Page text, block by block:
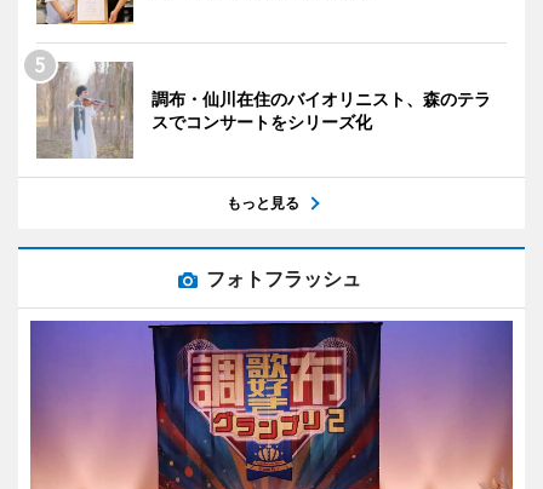
調布・仙川在住のバイオリニスト、森のテラ
スでコンサートをシリーズ化
もっと見る
フォトフラッシュ